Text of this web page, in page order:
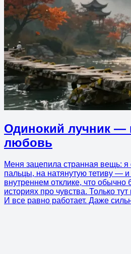
Одинокий лучник —
любовь
Меня зацепила странная вещь: я
пальцы, на натянутую тетиву —
внутреннем отклике, что
историях про чувства. Только
И все равно работает. Даже